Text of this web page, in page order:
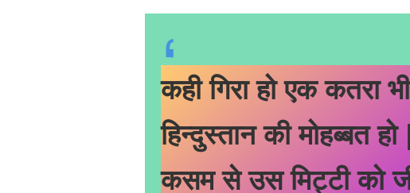
कही गिरा हो एक कतरा
हिन्दुस्तान की मोहब्बत हो |
कसम से उस मिट्टी को